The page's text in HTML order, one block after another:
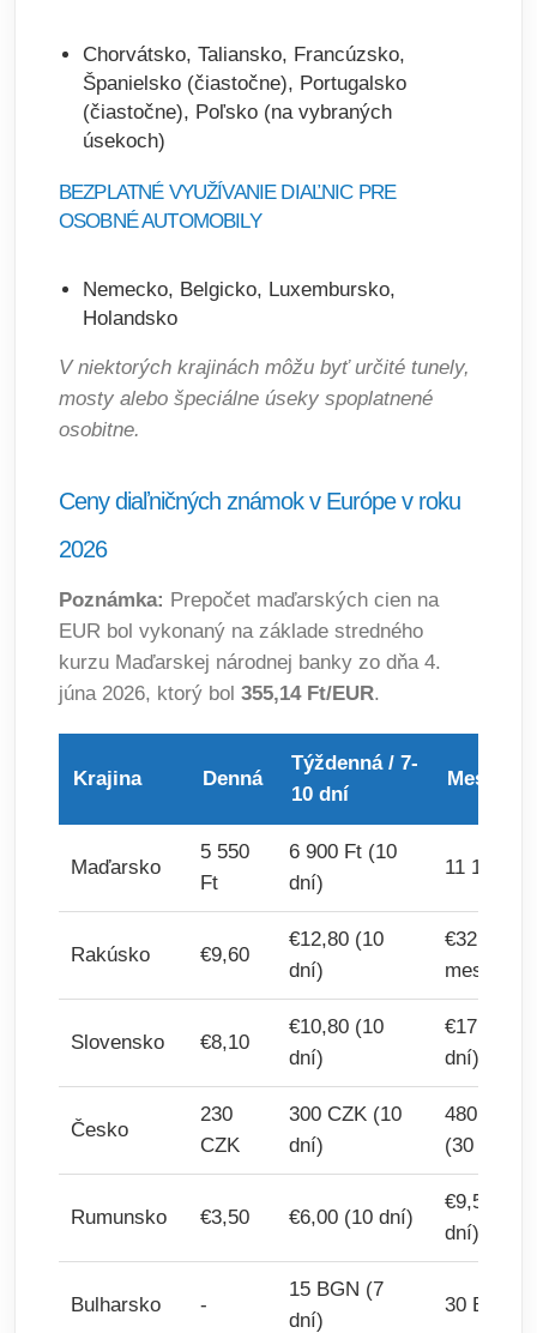
Chorvátsko, Taliansko, Francúzsko,
Španielsko (čiastočne), Portugalsko
(čiastočne), Poľsko (na vybraných
úsekoch)
BEZPLATNÉ VYUŽÍVANIE DIAĽNIC PRE
OSOBNÉ AUTOMOBILY
Nemecko, Belgicko, Luxembursko,
Holandsko
V niektorých krajinách môžu byť určité tunely,
mosty alebo špeciálne úseky spoplatnené
osobitne.
Ceny diaľničných známok v Európe v roku
2026
Poznámka: Prepočet maďarských cien na
EUR bol vykonaný na základe stredného
kurzu Maďarskej národnej banky zo dňa 4.
júna 2026, ktorý bol 355,14 Ft/EUR.
Krajina Denná
Týždenná / 7-
10 dní
Mesačná
Maďarsko
5 550
Ft
6 900 Ft (10
dní)
11 170 Ft
Rakúsko €9,60
€12,80 (10
dní)
€32,00 (2
mes.)
Slovensko €8,10
€10,80 (10
dní)
€17,10
dní)
Česko
230
CZK
300 CZK (10
dní)
480 CZK
(30 dní)
Rumunsko €3,50 €6,00 (10 dní)
€9,50 (30
dní)
Bulharsko -
15 BGN (7
dní)
30 BGN